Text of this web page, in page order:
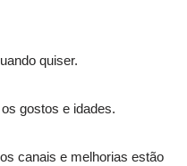
quiser.
gostos e idades.
canais e melhorias estão